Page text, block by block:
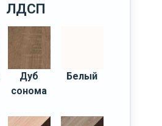
ЛДСП
Дуб
сонома
Белый